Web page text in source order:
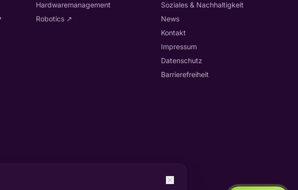
Hardwaremanagement
Robotics ↗
Soziales & Nachhaltigkeit
News
Kontakt
Impressum
Datenschutz
Barrierefreiheit